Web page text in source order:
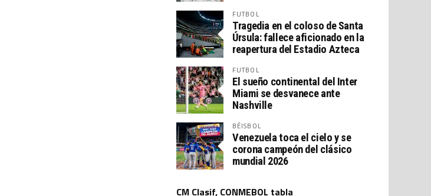
FUTBOL
Tragedia en el coloso de Santa
Úrsula: fallece aficionado en la
reapertura del Estadio Azteca
FUTBOL
El sueño continental del Inter
Miami se desvanece ante
Nashville
BÉISBOL
Venezuela toca el cielo y se
corona campeón del clásico
mundial 2026
CM Clasif, CONMEBOL tabla